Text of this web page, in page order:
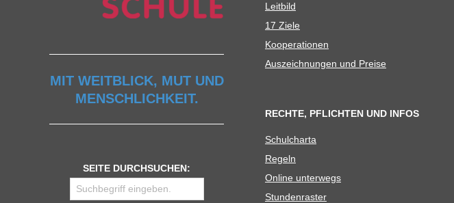
MIT WEITBLICK, MUT UND
MENSCHLICHKEIT.
SEITE DURCHSUCHEN:
Leit­bild
17 Ziele
Koope­ra­tio­nen
Aus­zeich­nun­gen und Preise
RECHTE, PFLICHTEN UND INFOS
Schul­charta
Regeln
Online unter­wegs
Stun­den­ras­ter